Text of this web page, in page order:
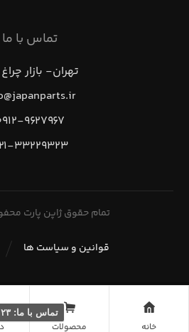
تماس با ما
تهران- بازار
۰۹۱۲-
۰۲۱-
تمام حقوق ژاپن پارت
قوانین و سیاست ها
خانه محصولات
تماس با ما: ۲۳ ۹۳ ۲۲ ۳۳ - ۰۲۱